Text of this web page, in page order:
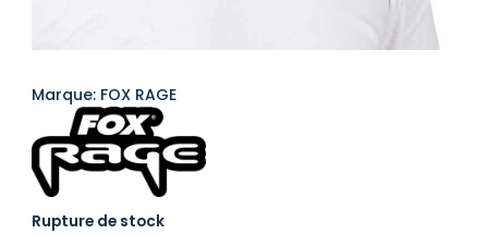
Marque: FOX RAGE
Rupture de stock